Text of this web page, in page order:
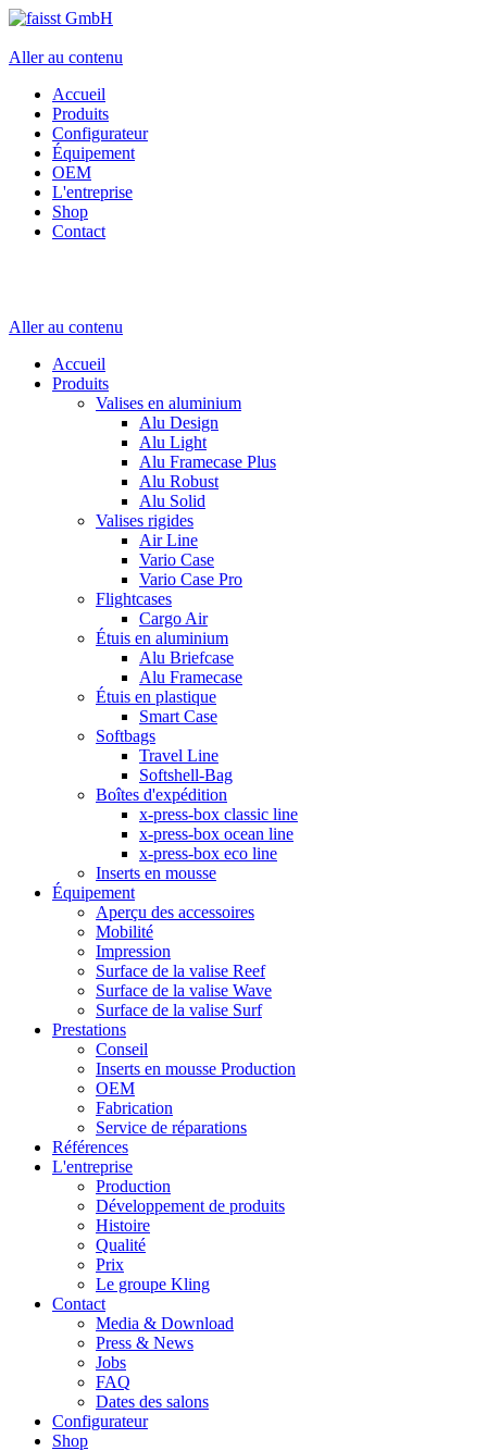
Aller au contenu
Accueil
Produits
Configurateur
Équipement
OEM
L'entreprise
Shop
Contact
Aller au contenu
Accueil
Produits
Valises en aluminium
Alu Design
Alu Light
Alu Framecase Plus
Alu Robust
Alu Solid
Valises rigides
Air Line
Vario Case
Vario Case Pro
Flightcases
Cargo Air
Étuis en aluminium
Alu Briefcase
Alu Framecase
Étuis en plastique
Smart Case
Softbags
Travel Line
Softshell-Bag
Boîtes d'expédition
x-press-box classic line
x-press-box ocean line
x-press-box eco line
Inserts en mousse
Équipement
Aperçu des accessoires
Mobilité
Impression
Surface de la valise Reef
Surface de la valise Wave
Surface de la valise Surf
Prestations
Conseil
Inserts en mousse Production
OEM
Fabrication
Service de réparations
Références
L'entreprise
Production
Développement de produits
Histoire
Qualité
Prix
Le groupe Kling
Contact
Media & Download
Press & News
Jobs
FAQ
Dates des salons
Configurateur
Shop